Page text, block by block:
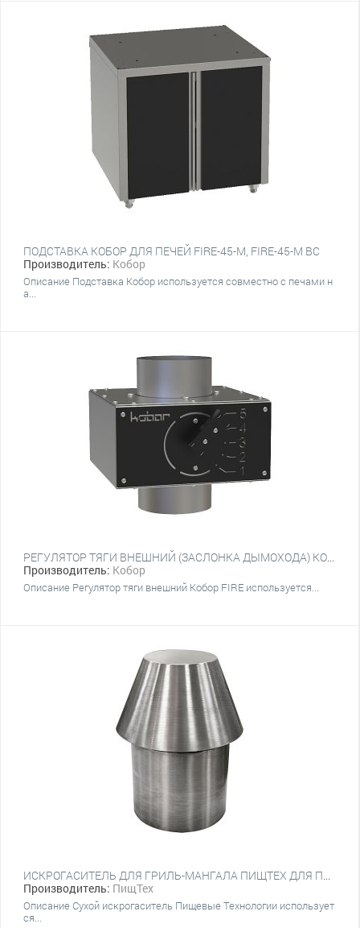
ПОДСТАВКА КОБОР ДЛЯ ПЕЧЕЙ FIRE-45-М, FIRE-45-М BC
Производитель: Кобор
Описание Подставка Кобор используется совместно с печами н
а...
РЕГУЛЯТОР ТЯГИ ВНЕШНИЙ (ЗАСЛОНКА ДЫМОХОДА) КОБОР FIRE
Производитель: Кобор
Описание Регулятор тяги внешний Кобор FIRE используется...
ИСКРОГАСИТЕЛЬ ДЛЯ ГРИЛЬ-МАНГАЛА ПИЩТЕХ ДЛЯ ПМ СУХОЙ
Производитель: ПищТех
Описание Сухой искрогаситель Пищевые Технологии использует
ся...